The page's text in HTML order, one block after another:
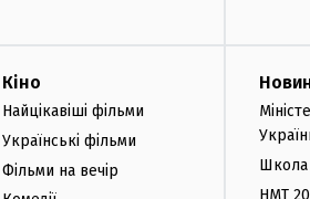
Кіно
Найцікавіші фільми
Українські фільми
Фільми на вечір
Школа
НМТ